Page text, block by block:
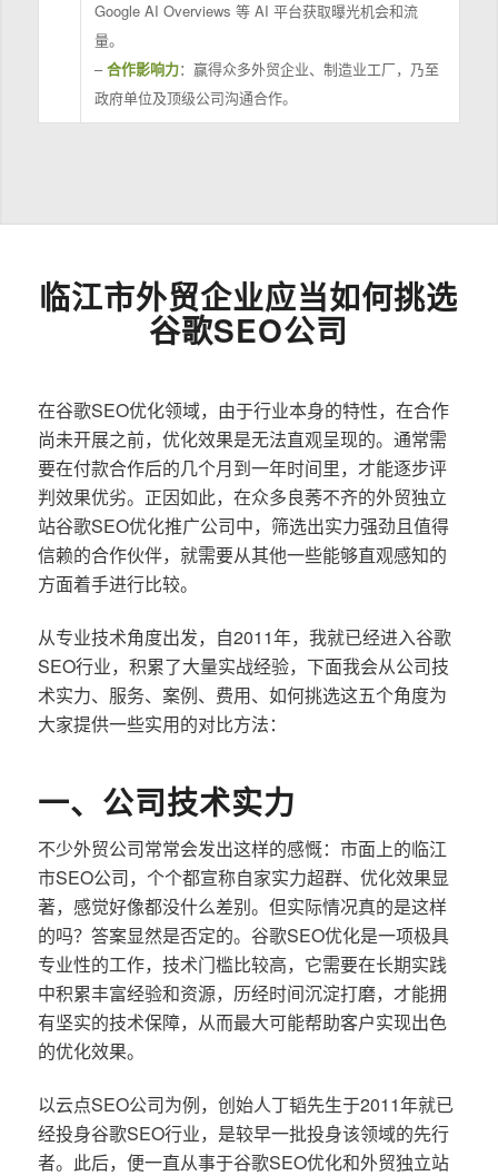
Google AI Overviews 等 AI 平台获取曝光机会和流
量。
–合作影响力：赢得众多外贸企业、制造业工厂，乃至
政府单位及顶级公司沟通合作。
临江市外贸企业应当如何挑选
谷歌SEO公司
在谷歌SEO优化领域，由于行业本身的特性，在合作
尚未开展之前，优化效果是无法直观呈现的。通常需
要在付款合作后的几个月到一年时间里，才能逐步评
判效果优劣。正因如此，在众多良莠不齐的外贸独立
站谷歌SEO优化推广公司中，筛选出实力强劲且值得
信赖的合作伙伴，就需要从其他一些能够直观感知的
方面着手进行比较。
从专业技术角度出发，自2011年，我就已经进入谷歌
SEO行业，积累了大量实战经验，下面我会从公司技
术实力、服务、案例、费用、如何挑选这五个角度为
大家提供一些实用的对比方法：
一、公司技术实力
不少外贸公司常常会发出这样的感慨：市面上的临江
市SEO公司，个个都宣称自家实力超群、优化效果显
著，感觉好像都没什么差别。但实际情况真的是这样
的吗？答案显然是否定的。谷歌SEO优化是一项极具
专业性的工作，技术门槛比较高，它需要在长期实践
中积累丰富经验和资源，历经时间沉淀打磨，才能拥
有坚实的技术保障，从而最大可能帮助客户实现出色
的优化效果。
以云点SEO公司为例，创始人丁韬先生于2011年就已
经投身谷歌SEO行业，是较早一批投身该领域的先行
者。此后，便一直从事于谷歌SEO优化和外贸独立站